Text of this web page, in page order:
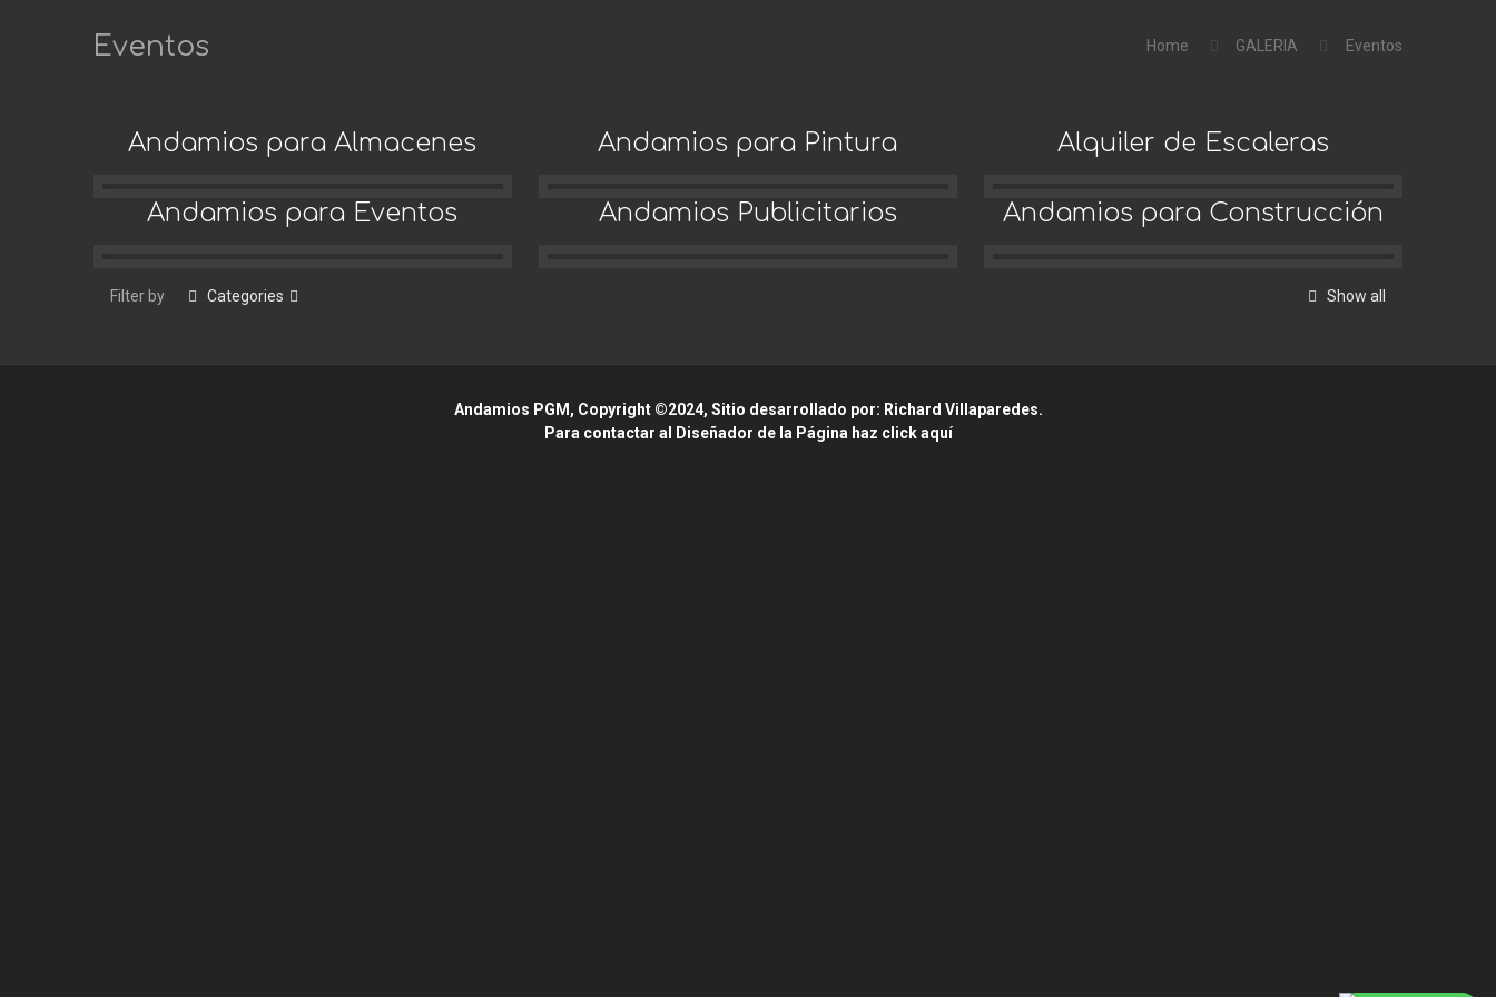
Eventos Home GALERIA Eventos
Andamios para Almacenes Andamios para Pintura Alquiler de Escaleras
Andamios para Eventos Andamios Publicitarios Andamios para Construcción
Filter by Categories Show all
Andamios PGM, Copyright ©2024, Sitio desarrollado por: Richard Villaparedes.
Para contactar al Diseñador de la Página haz click aquí